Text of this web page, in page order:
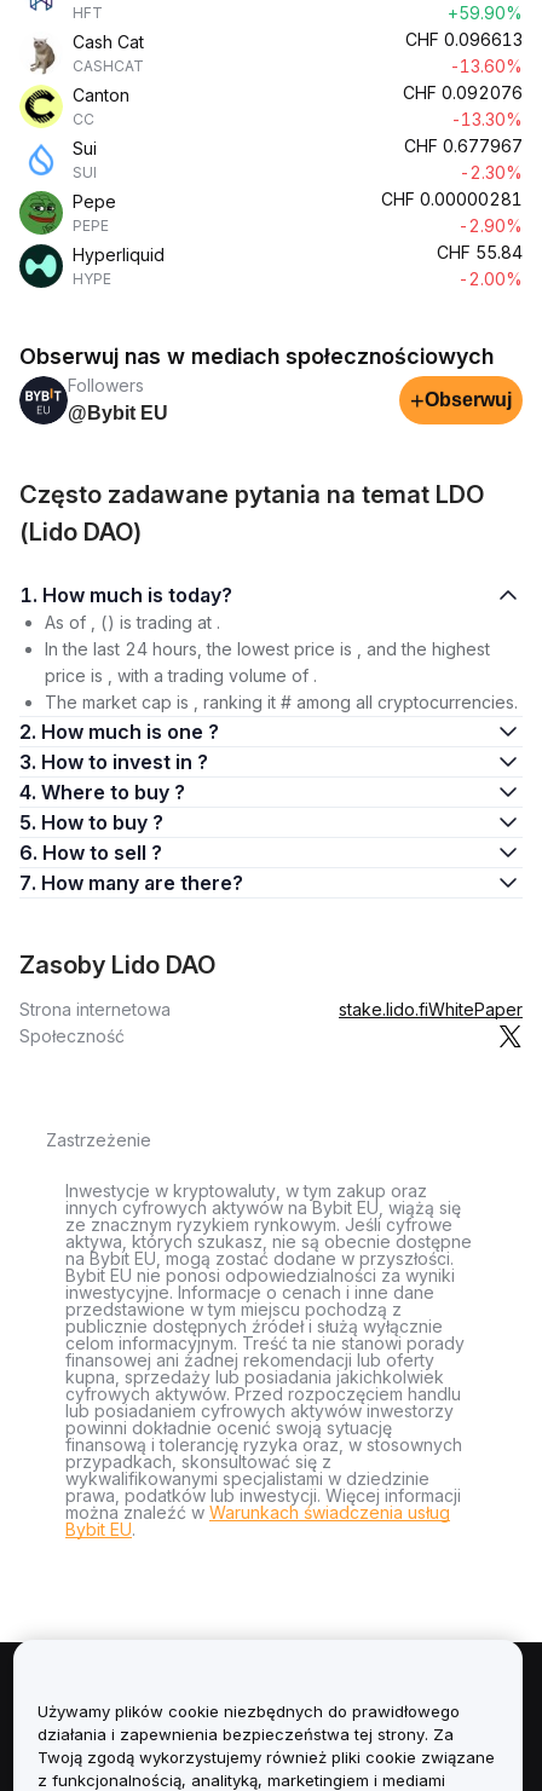
HFT
+59.90%
Cash Cat
CASHCAT
CHF 0.096613
-13.60%
Canton
CC
CHF 0.092076
-13.30%
Sui
SUI
CHF 0.677967
-2.30%
Pepe
PEPE
CHF 0.00000281
-2.90%
Hyperliquid
HYPE
CHF 55.84
-2.00%
Obserwuj nas w mediach społecznościowych
Followers
@Bybit EU
+Obserwuj
Często zadawane pytania na temat LDO
(Lido DAO)
1. How much is today?
As of , () is trading at .
In the last 24 hours, the lowest price is , and the highest
price is , with a trading volume of .
The market cap is , ranking it # among all cryptocurrencies.
2. How much is one ?
3. How to invest in ?
4. Where to buy ?
5. How to buy ?
6. How to sell ?
7. How many are there?
Zasoby Lido DAO
Strona internetowa stake.lido.fiWhitePaper
Społeczność
Zastrzeżenie
Inwestycje w kryptowaluty, w tym zakup oraz
innych cyfrowych aktywów na Bybit EU, wiążą się
ze znacznym ryzykiem rynkowym. Jeśli cyfrowe
aktywa, których szukasz, nie są obecnie dostępne
na Bybit EU, mogą zostać dodane w przyszłości.
Bybit EU nie ponosi odpowiedzialności za wyniki
inwestycyjne. Informacje o cenach i inne dane
przedstawione w tym miejscu pochodzą z
publicznie dostępnych źródeł i służą wyłącznie
celom informacyjnym. Treść ta nie stanowi porady
finansowej ani żadnej rekomendacji lub oferty
kupna, sprzedaży lub posiadania jakichkolwiek
cyfrowych aktywów. Przed rozpoczęciem handlu
lub posiadaniem cyfrowych aktywów inwestorzy
powinni dokładnie ocenić swoją sytuację
finansową i tolerancję ryzyka oraz, w stosownych
przypadkach, skonsultować się z
wykwalifikowanymi specjalistami w dziedzinie
prawa, podatków lub inwestycji. Więcej informacji
można znaleźć w Warunkach świadczenia usług
Bybit EU.
Informacje
Usługi
Używamy plików cookie niezbędnych do prawidłowego
działania i zapewnienia bezpieczeństwa tej strony. Za
Twoją zgodą wykorzystujemy również pliki cookie związane
z funkcjonalnością, analityką, marketingiem i mediami